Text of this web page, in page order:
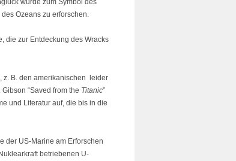
wurde zum Symbol des
Ozeans zu erforschen.
die zur Entdeckung des Wracks
, z. B. den amerikanischen leider
“Saved from the Titanic”
und Literatur auf, die bis in die
der US-Marine am Erforschen
betriebenen U-